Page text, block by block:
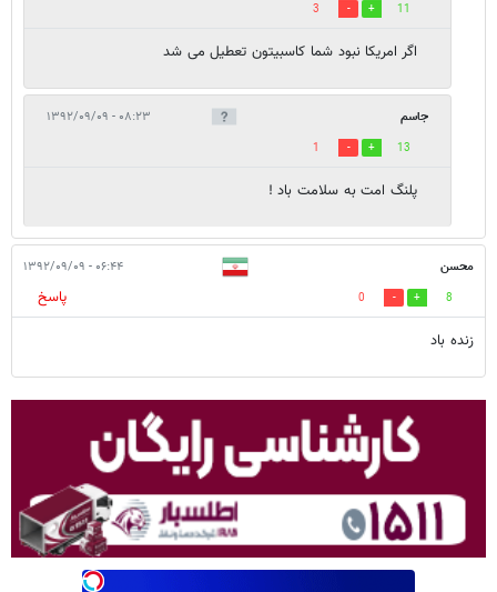
11
3
اگر امریکا نبود شما کاسبیتون تعطیل می شد
جاسم ۰۸:۲۳ - ۱۳۹۲/۰۹/۰۹
13
1
پلنگ امت به سلامت باد !
محسن ۰۶:۴۴ - ۱۳۹۲/۰۹/۰۹
8
0
پاسخ
زنده باد